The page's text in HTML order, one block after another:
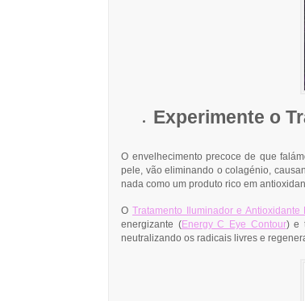
Experimente o
O envelhecimento precoce de que
pele, vão eliminando o colagénio,
nada como um produto rico em
O Tratamento Iluminador e Antioxidante
energizante ( Energy C Eye Contour) e
neutralizando os radicais livres e